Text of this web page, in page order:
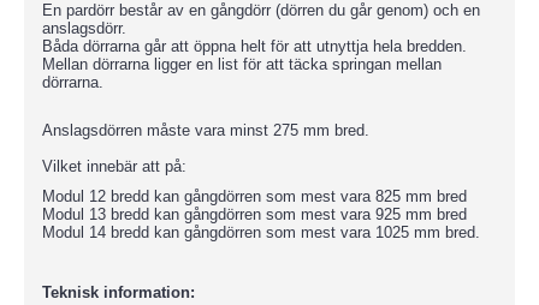
En pardörr består av en gångdörr (dörren du går genom) och en
anslagsdörr.
Båda dörrarna går att öppna helt för att utnyttja hela bredden.
Mellan dörrarna ligger en list för att täcka springan mellan
dörrarna.
Anslagsdörren måste vara minst 275 mm bred.
Vilket innebär att på:
Modul 12 bredd kan gångdörren som mest vara 825 mm bred
Modul 13 bredd kan gångdörren som mest vara 925 mm bred
Modul 14 bredd kan gångdörren som mest vara 1025 mm bred.
Teknisk information: